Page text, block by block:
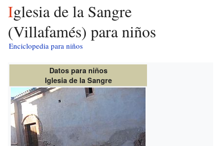
Iglesia de la Sangre
(Villafamés) para niños
Enciclopedia para niños
Datos para niños
Iglesia de la Sangre